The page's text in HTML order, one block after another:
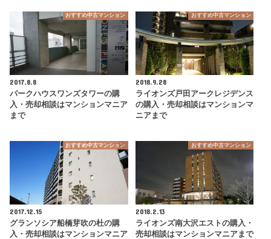
おすすめ中古マンション
2017.8.8
パークハウスワンズタワーの購
入・売却相談はマンションマニア
まで
おすすめ中古マンション
2018.9.28
ライオンズ戸田アークレジデンス
の購入・売却相談はマンションマ
ニアまで
おすすめ中古マンション
2017.12.15
グランソシア船橋芽吹の杜の購
入・売却相談はマンションマニア
おすすめ中古マンション
2018.2.13
ライオンズ南大沢エストの購入・
売却相談はマンションマニアまで